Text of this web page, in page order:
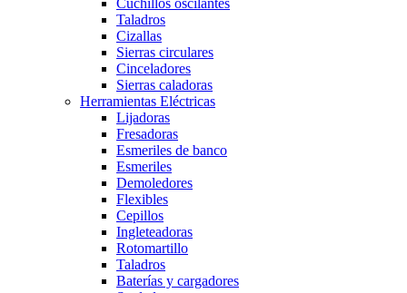
Cuchillos oscilantes
Taladros
Cizallas
Sierras circulares
Cinceladores
Sierras caladoras
Herramientas Eléctricas
Lijadoras
Fresadoras
Esmeriles de banco
Esmeriles
Demoledores
Flexibles
Cepillos
Ingleteadoras
Rotomartillo
Taladros
Baterías y cargadores